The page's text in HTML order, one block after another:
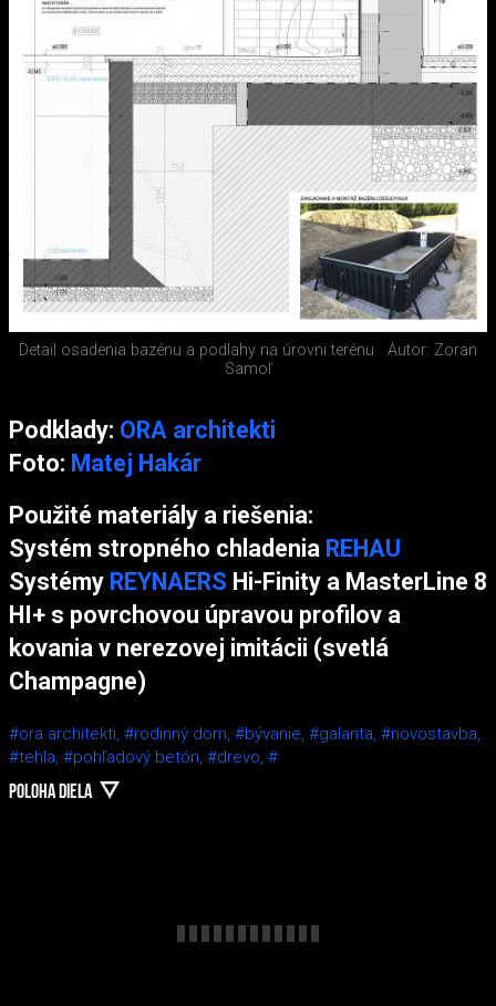
Detail osadenia bazénu a podlahy na úrovni terénu
Autor: Zoran
Samoľ
Podklady: ORA architekti
Foto: Matej Hakár
Použité materiály a riešenia:
Systém stropného chladenia REHAU
Systémy REYNAERS Hi-Finity a MasterLine 8
HI+ s povrchovou úpravou profilov a
kovania v nerezovej imitácii (svetlá
Champagne)
#ora architekti, #rodinný dom, #bývanie, #galanta, #novostavba,
#tehla, #pohľadový betón, #drevo, #
POLOHA DIELA